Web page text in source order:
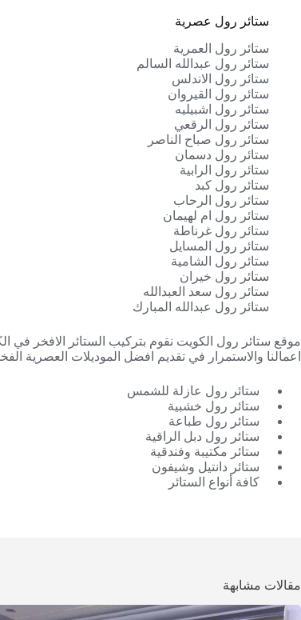
ستائر رول عصرية
ستائر رول العمرية
ستائر رول عبدالله السالم
ستائر رول الاندلس
ستائر رول القيروان
ستائر رول اشبيليه
ستائر رول الرقعي
ستائر رول صباح الناصر
ستائر رول دسمان
ستائر رول الرابية
ستائر رول كبد
ستائر رول الرحاب
ستائر رول ام لهيمان
ستائر رول غرناطة
ستائر رول المسايل
ستائر رول الشامية
ستائر رول خيران
ستائر رول سعد العبدالله
ستائر رول عبدالله المبارك
موقع ستائر رول الكويت نقوم بتركيب الستائر الافخر في
اعمالنا والاستمرار في تقديم افضل الموديلات العصرية
ستائر رول عازلة للشمس
ستائر رول خشبية
ستائر رول طباعة
ستائر رول دبل الراقية
ستائر مكتيبة وفندقية
ستائر دانتيل وشيفون
كافة أنواع الستائر
مقالات مشابهة